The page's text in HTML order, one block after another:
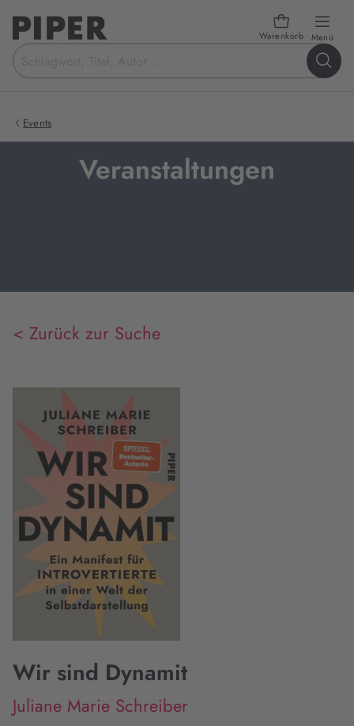
Warenkorb Menü
Suchbegriff
eingeben
Events
Veranstaltungen
< Zurück zur Suche
Wir sind Dynamit
Juliane Marie Schreiber